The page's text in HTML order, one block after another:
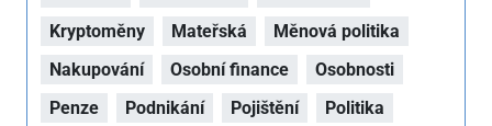
Kryptoměny
Mateřská
Měnová politika
Nakupování
Osobní finance
Osobnosti
Penze
Podnikání Pojištění
Politika